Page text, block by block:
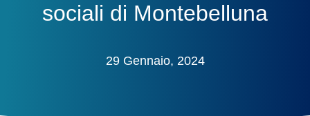
sociali di Montebelluna
29 Gennaio, 2024